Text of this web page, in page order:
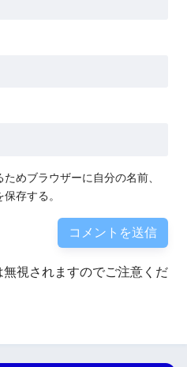
めブラウザーに自分の名前、
存する。
視されますのでご注意くだ